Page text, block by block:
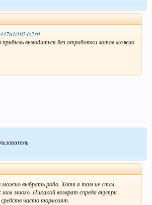
прибыль выводиться без отработки лотов можно
можно выбрать робо. Хотя я там не стал
ним много. Никакой возврат спреда внутри
часто тормозят.